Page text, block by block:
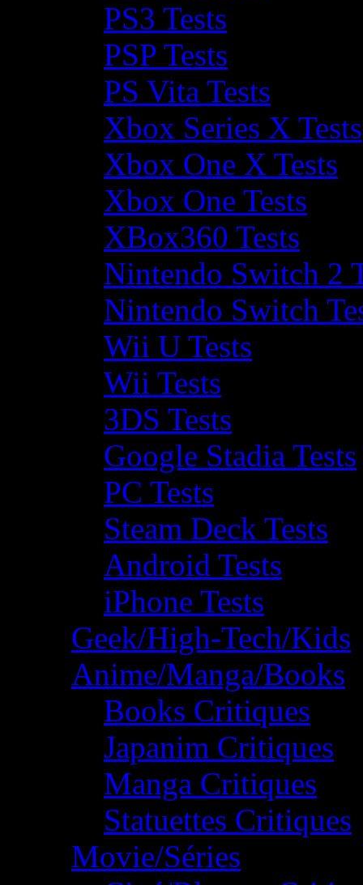
PS3 Tests
PSP Tests
PS Vita Tests
Xbox Series X Tests
Xbox One X Tests
Xbox One Tests
XBox360 Tests
Nintendo Switch 2
Nintendo Switch
Wii U Tests
Wii Tests
3DS Tests
Google Stadia Tests
PC Tests
Steam Deck Tests
Android Tests
iPhone Tests
Geek/High-Tech/Kids
Anime/Manga/Books
Books Critiques
Japanim Critiques
Manga Critiques
Statuettes Critiques
Movie/Séries